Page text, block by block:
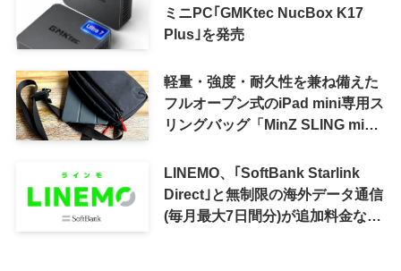
ミニPC｢GMKtec NucBox K17
Plus｣を発売
軽量・強度・耐久性を兼ね備えた
フルオープン式のiPad mini専用ス
リングバッグ「MinZ SLING mini
LINEMO、｢SoftBank Starlink
Direct｣と無制限の海外データ通信
(毎月最大7日間分)が追加料金なし